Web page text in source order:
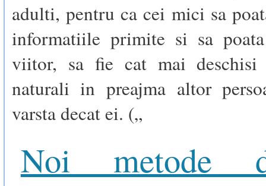
adulti, pentru ca cei mici sa
informatiile primite si sa
viitor, sa fie cat mai
naturali in preajma altor
varsta decat ei. („
Noi metode